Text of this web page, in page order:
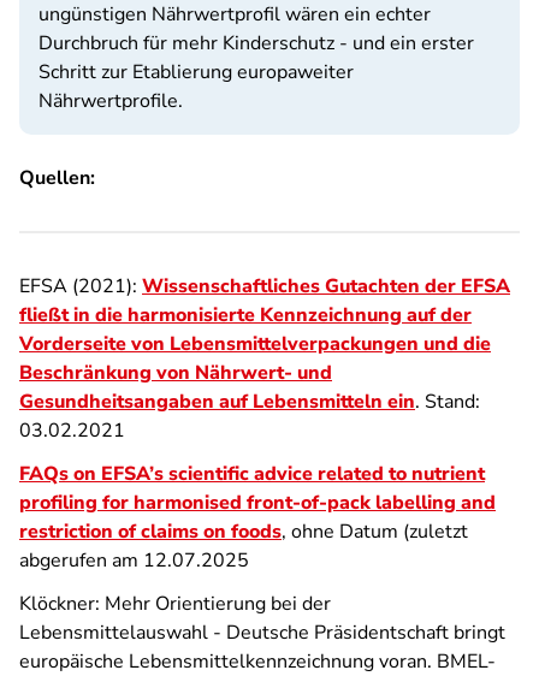
ungünstigen Nährwertprofil wären ein echter
Durchbruch für mehr Kinderschutz - und ein erster
Schritt zur Etablierung europaweiter
Nährwertprofile.
Quellen:
EFSA (2021): Wissenschaftliches Gutachten der EFSA
fließt in die harmonisierte Kennzeichnung auf der
Vorderseite von Lebensmittelverpackungen und die
Beschränkung von Nährwert- und
Gesundheitsangaben auf Lebensmitteln ein. Stand:
03.02.2021
FAQs on EFSA’s scientific advice related to nutrient
profiling for harmonised front-of-pack labelling and
restriction of claims on foods, ohne Datum (zuletzt
abgerufen am 12.07.2025
Klöckner: Mehr Orientierung bei der
Lebensmittelauswahl - Deutsche Präsidentschaft bringt
europäische Lebensmittelkennzeichnung voran. BMEL-